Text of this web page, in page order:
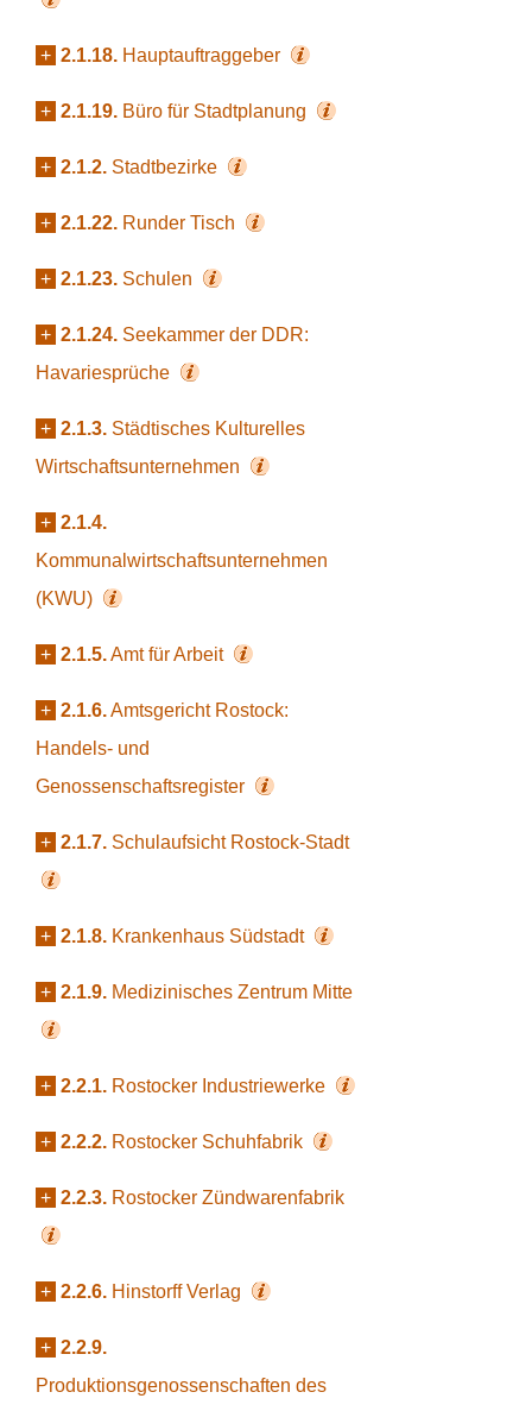
+ 2.1.18. Hauptauftraggeber
+ 2.1.19. Büro für Stadtplanung
+ 2.1.2. Stadtbezirke
+ 2.1.22. Runder Tisch
+ 2.1.23. Schulen
+ 2.1.24. Seekammer der DDR:
Havariesprüche
+ 2.1.3. Städtisches Kulturelles
Wirtschaftsunternehmen
+ 2.1.4.
Kommunalwirtschaftsunternehmen
(KWU)
+ 2.1.5.Amt für Arbeit
+ 2.1.6.Amtsgericht Rostock:
Handels- und
Genossenschaftsregister
+ 2.1.7. Schulaufsicht Rostock-Stadt
+ 2.1.8. Krankenhaus Südstadt
+ 2.1.9. Medizinisches Zentrum Mitte
+ 2.2.1. Rostocker Industriewerke
+ 2.2.2. Rostocker Schuhfabrik
+ 2.2.3. Rostocker Zündwarenfabrik
+ 2.2.6. Hinstorff Verlag
+ 2.2.9.
Produktionsgenossenschaften des